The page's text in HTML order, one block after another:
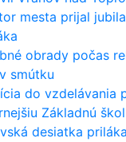
mesta prijal
obrady počas
smútku
do vzdelávania
Základnú
desiatka